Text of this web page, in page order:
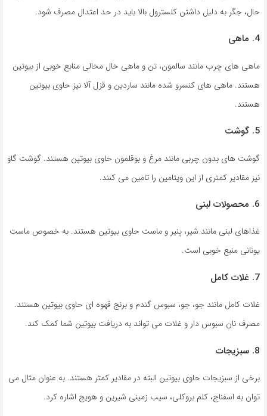
حال، جگر به دلیل داشتن کلسترول بالا باید در حد اعتدال مصرف شود.
4. ماهی
ماهی های چرب مانند سالمون، تن و ماهی خال مخالی منابع خوبی از بیوتین
هستند. ماهی های کنسرو شده مانند ساردین و قزل آلا نیز حاوی بیوتین
هستند.
5. گوشت
گوشت های بدون چربی مانند مرغ و بوقلمون حاوی بیوتین هستند. گوشت گاو
نیز مقادیر کمتری از این ویتامین را تامین می کنند.
6. محصولات لبنی
غذاهای لبنی مانند شیر، پنیر و ماست حاوی بیوتین هستند. به خصوص ماست
یونانی منبع خوبی است.
7. غلات کامل
غلات کامل مانند جو، جو، سبوس گندم و برنج قهوه ای حاوی بیوتین هستند.
مصرف نان سبوس دار و غلات می تواند به دریافت بیوتین شما کمک کند.
8. سبزیجات
برخی از سبزیجات حاوی بیوتین البته در مقادیر کمتر هستند. به عنوان مثال می
توان به اسفناج، کلم بروکلی، سیب زمینی شیرین و هویج اشاره کرد.